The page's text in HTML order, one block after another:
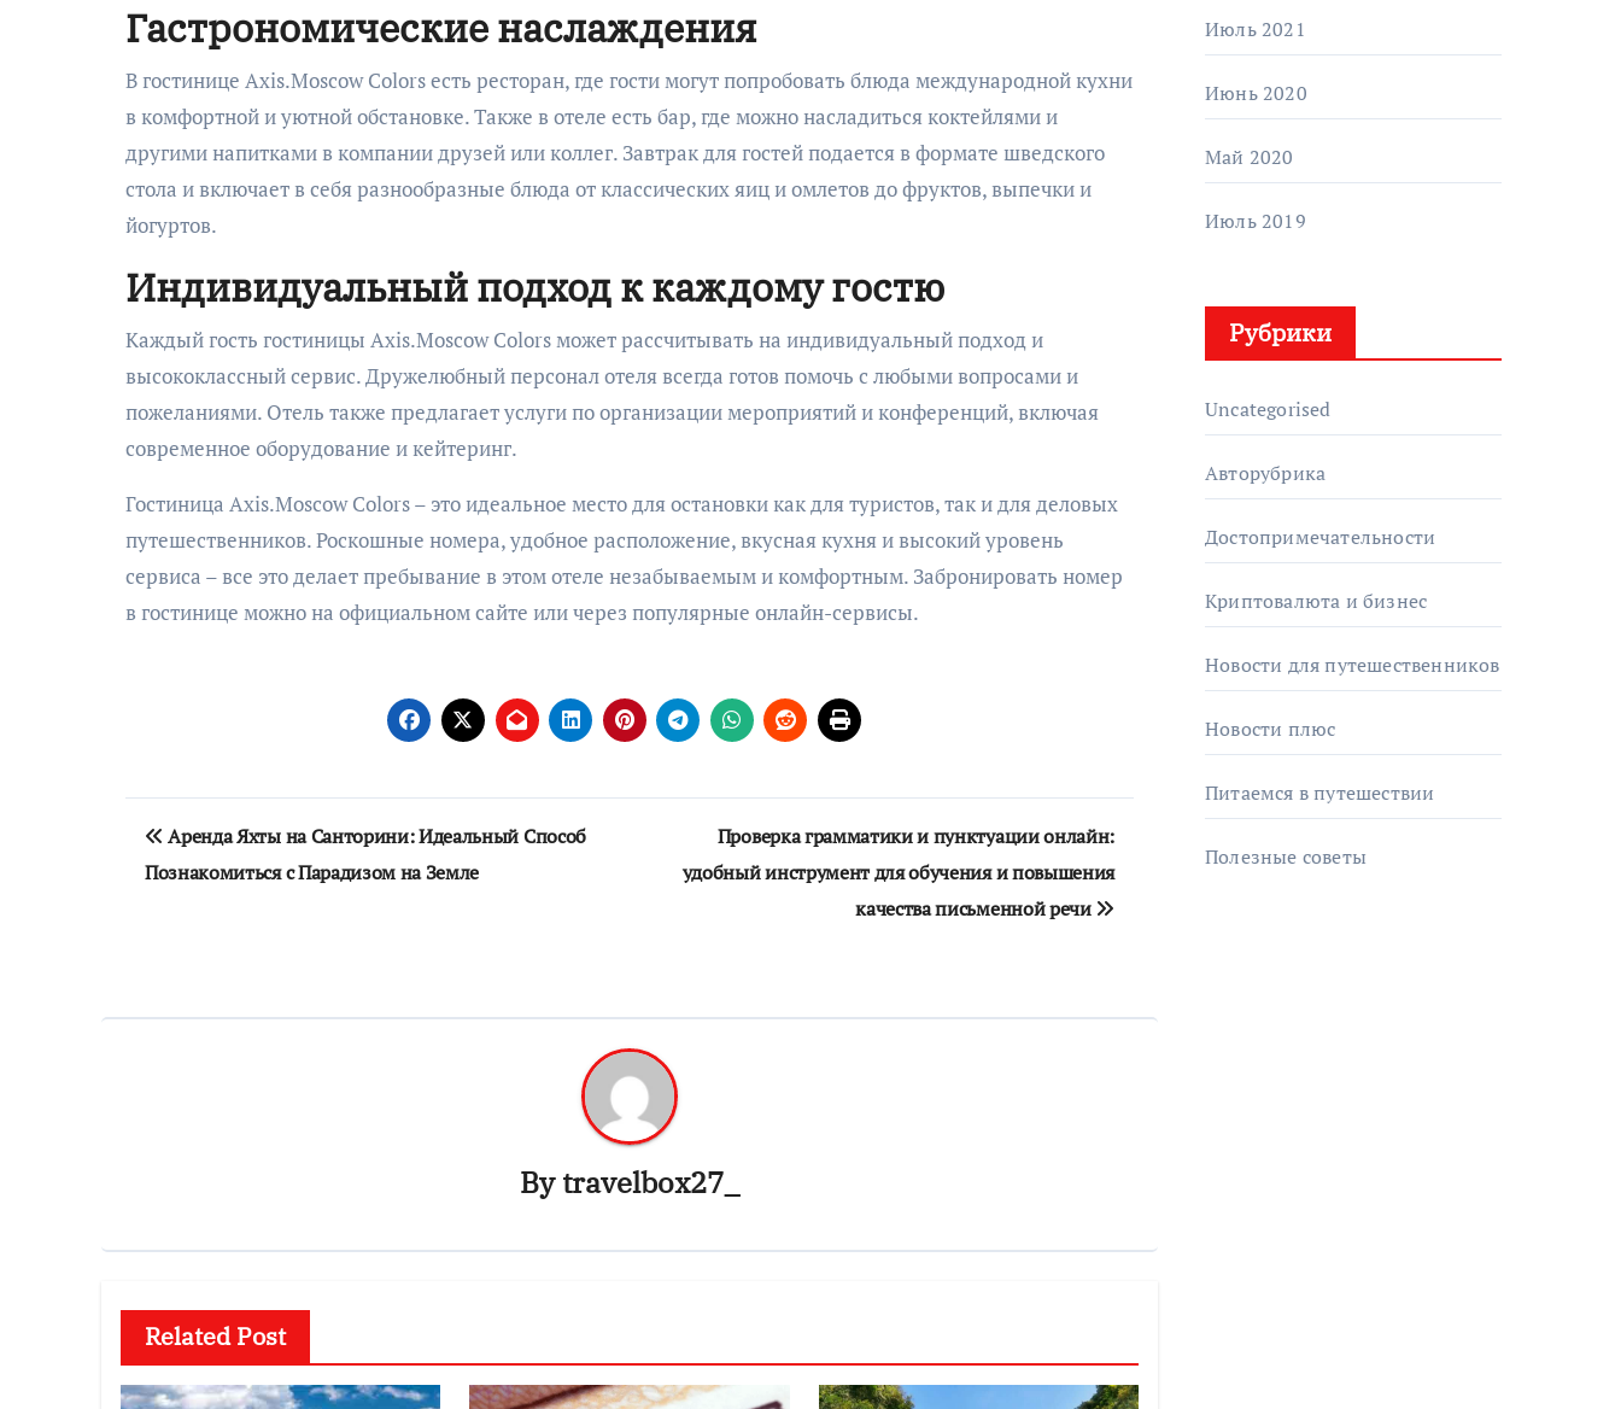
Гастрономические наслаждения
В гостинице Axis.Moscow Colors есть ресторан, где гости могут попробовать блюда международной кухни
в комфортной и уютной обстановке. Также в отеле есть бар, где можно насладиться коктейлями и
другими напитками в компании друзей или коллег. Завтрак для гостей подается в формате шведского
стола и включает в себя разнообразные блюда от классических яиц и омлетов до фруктов, выпечки и
йогуртов.
Индивидуальный подход к каждому гостю
Каждый гость гостиницы Axis.Moscow Colors может рассчитывать на индивидуальный подход и
высококлассный сервис. Дружелюбный персонал отеля всегда готов помочь с любыми вопросами и
пожеланиями. Отель также предлагает услуги по организации мероприятий и конференций, включая
современное оборудование и кейтеринг.
Гостиница Axis.Moscow Colors – это идеальное место для остановки как для туристов, так и для деловых
путешественников. Роскошные номера, удобное расположение, вкусная кухня и высокий уровень
сервиса – все это делает пребывание в этом отеле незабываемым и комфортным. Забронировать номер
в гостинице можно на официальном сайте или через популярные онлайн-сервисы.
Навигация
по
Аренда Яхты на Санторини: Идеальный Способ
Познакомиться с Парадизом на Земле
Проверка грамматики и пунктуации онлайн:
удобный инструмент для обучения и повышения
качества письменной речи
Bytravelbox27_
Related Post
Июль 2021
Июнь 2020
Май 2020
Июль 2019
Рубрики
Uncategorised
Авторубрика
Достопримечательности
Криптовалюта и бизнес
Новости для путешественников
Новости плюс
Питаемся в путешествии
Полезные советы